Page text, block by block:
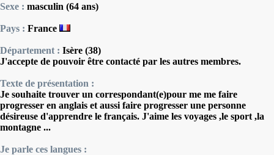
Sexe : masculin (64 ans)
Pays : France
Département : Isère (38)
J'accepte de pouvoir être contacté par les autres membres.
Texte de présentation :
Je souhaite trouver un correspondant(e)pour me me faire
progresser en anglais et aussi faire progresser une personne
désireuse d'apprendre le français. J'aime les voyages ,le sport ,la
montagne ...
Je parle ces langues :